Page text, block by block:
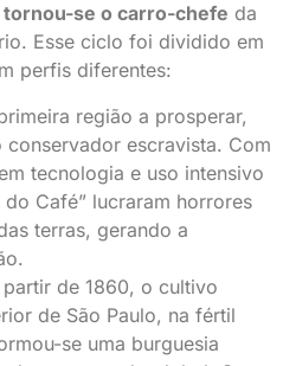
tornou-se o carro-chefe da
Esse ciclo foi dividido em
perfis diferentes:
região a prosperar,
escravista. Com
tecnologia e uso intensivo
Café” lucraram horrores
terras, gerando a
partir de 1860, o cultivo
de São Paulo, na fértil
se uma burguesia